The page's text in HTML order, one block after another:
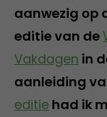
aanwezig op
editie van de
Vakdagen in
aanleiding
editie had ik